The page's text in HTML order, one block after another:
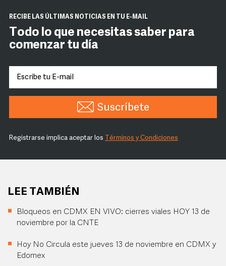
RECIBE LAS ÚLTIMAS NOTICIAS EN TU E-MAIL
Todo lo que necesitas saber para
comenzar tu día
Suscríbete
Registrarse implica aceptar los Términos y Condiciones
LEE TAMBIÉN
Bloqueos en CDMX EN VIVO: cierres viales HOY 13 de
noviembre por la CNTE
Hoy No Circula este jueves 13 de noviembre en CDMX y
Edomex